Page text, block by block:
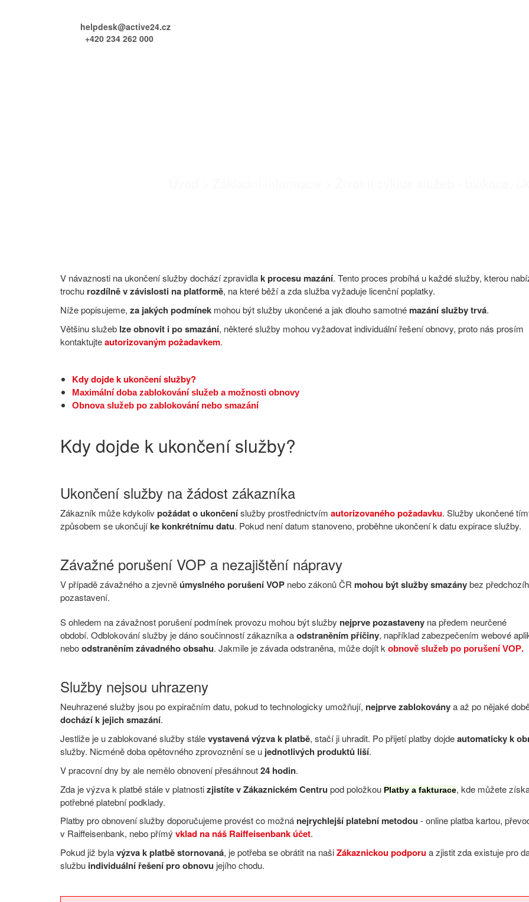
helpdesk@active24.cz
+420 234 262 000
V návaznosti na ukončení služby dochází zpravidlak procesu mazání. Tento proces probíhá u každé služby, kterou
trochu rozdílně v závislosti na platformě, na které běží a zda služba vyžaduje licenční poplatky.
Níže popisujeme, za jakých podmínek mohou být služby ukončené a jak dlouho samotné mazání služby trvá.
Většinu služeb lze obnovit i po smazání, některé služby mohou vyžadovat individuální řešení obnovy, proto nás prosím
kontaktujteautorizovaným požadavkem.
Kdy dojde k ukončení služby?
Maximální doba zablokování služeb a možnosti obnovy
Obnova služeb po zablokování nebo smazání
Kdy dojde k ukončení služby?
Ukončení služby na žádost zákazníka
Zákazník může kdykoliv požádat o ukončeníslužby prostřednictvím autorizovaného požadavku. Služby ukončené
způsobem se ukončujíke konkrétnímu datu. Pokud není datum stanoveno, proběhne ukončení k datu expirace služby.
Závažné porušení VOP a nezajištění nápravy
V případě závažného a zjevněúmyslného porušení VOP nebo zákonů ČR mohou být služby smazánybez
pozastavení.
S ohledem na závažnost porušení podmínek provozu mohou být služby nejprve pozastaveny na předem neurčené
období. Odblokování služby je dáno součinností zákazníka aodstraněním příčiny, například zabezpečením webové
neboodstraněním závadného obsahu. Jakmile je závada odstraněna, může dojít k obnově služeb po porušení VOP.
Služby nejsou uhrazeny
Neuhrazené služby jsou po expiračním datu, pokud to technologicky umožňují, nejprve zablokoványa až po nějaké
dochází k jejich smazání.
Jestliže je u zablokované služby stálevystavená výzva k platbě, stačí ji uhradit. Po přijetí platby dojdeautomaticky k
služby. Nicméně doba opětovného zprovoznění se u jednotlivých produktů liší.
V pracovní dny by ale nemělo obnovení přesáhnout24 hodin.
Zda je výzva k platbě stále v platnostizjistíte v Zákaznickém Centru pod položkou Platby a fakturace, kde můžete
potřebné platební podklady.
Platby pro obnovení služby doporučujeme provést co možná nejrychlejší platební metodou - online platba kartou,
v Raiffeisenbank, nebo přímý vklad na náš Raiffeisenbank účet.
Pokud již bylavýzva k platbě stornovaná, je potřeba se obrátit na našiZákaznickou podporua zjistit zda existuje pro
službu individuální řešení pro obnovu jejího chodu.